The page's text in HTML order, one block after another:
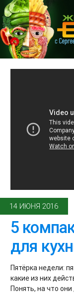
14 ИЮНЯ 2016
5
для
Пятёрка недели:
какие из них
Понять, на что